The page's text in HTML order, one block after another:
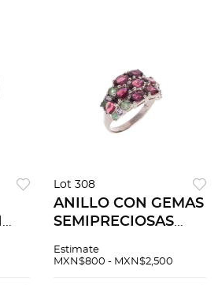
Lot 308
ANILLO CON GEMAS
SEMIPRECIOSAS
ESMERALDAS) EN
Estimate
MXN$800 - MXN$2,500